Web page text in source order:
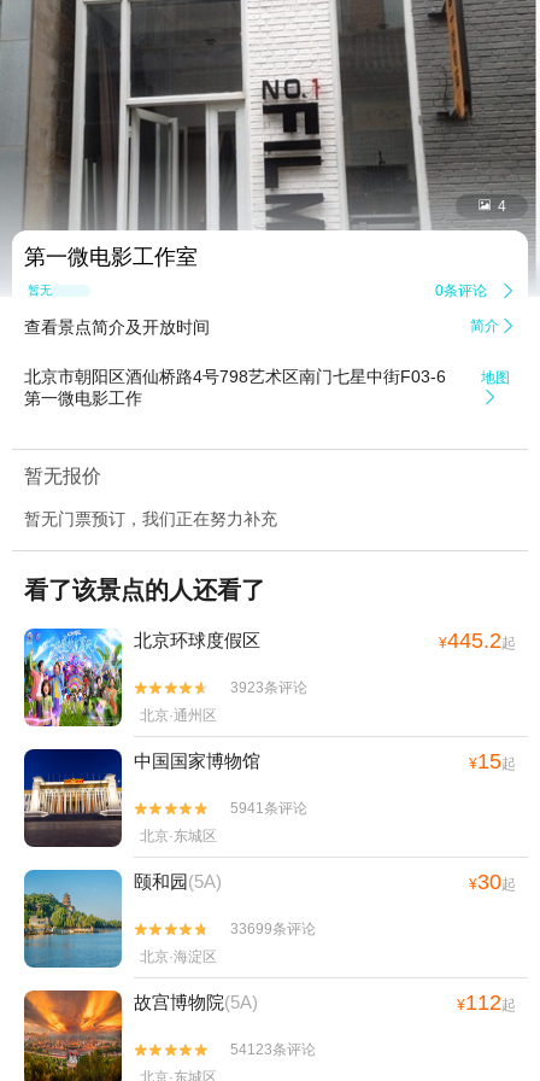
 4
第一微电影工作室
暂无点评 0条评论 
查看景点简介及开放时间 简介 
北京市朝阳区酒仙桥路4号798艺术区南门七星中街F03-6
第一微电影工作
地图

暂无报价
暂无门票预订，我们正在努力补充
看了该景点的人还看了
北京环球度假区 ¥445.2起


3923条评论
北京·通州区
中国国家博物馆 ¥15起


5941条评论
北京·东城区
颐和园(5A) ¥30起


33699条评论
北京·海淀区
故宫博物院(5A) ¥112起


54123条评论